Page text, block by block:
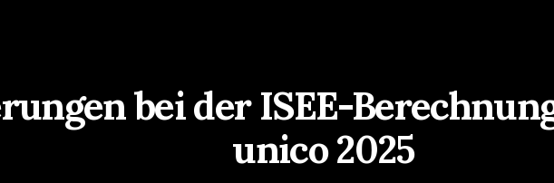
bei der ISEE-
unico 2025